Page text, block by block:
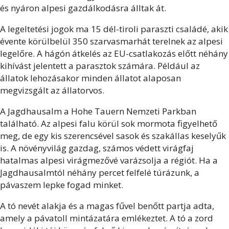
és nyáron alpesi gazdálkodásra álltak át.
A legeltetési jogok ma 15 dél-tiroli paraszti családé, akik
évente körülbelül 350 szarvasmarhát terelnek az alpesi
legelőre. A hágón átkelés az EU-csatlakozás előtt néhány
kihívást jelentett a parasztok számára. Például az
állatok lehozásakor minden állatot alaposan
megvizsgált az állatorvos.
A Jagdhausalm a Hohe Tauern Nemzeti Parkban
található. Az alpesi falu körül sok mormota figyelhető
meg, de egy kis szerencsével sasok és szakállas keselyűk
is. A növényvilág gazdag, számos védett virágfaj
hatalmas alpesi virágmezővé varázsolja a régiót. Ha a
Jagdhausalmtól néhány percet felfelé túrázunk, a
pávaszem lepke fogad minket.
A tó nevét alakja és a magas fűvel benőtt partja adta,
amely a pávatoll mintázatára emlékeztet. A tó a zord